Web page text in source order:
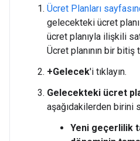
Ücret Planları
gelecekteki ücret
ücret planıyla ilişkili
Ücret planının bir bitiş
+Gelecek'i tıklayın.
Gelecekteki ücret
aşağıdakilerden birini
Yeni geçerlilik